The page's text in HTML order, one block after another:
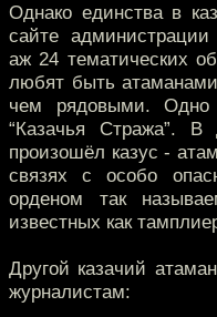
Однако единства в
сайте администрации
аж 24 тематических
любят быть
чем рядовыми. Одно
“Казачья Стража”. В
произошёл казус -
связях с особо
орденом так
известных как
Другой казачий
журналистам: